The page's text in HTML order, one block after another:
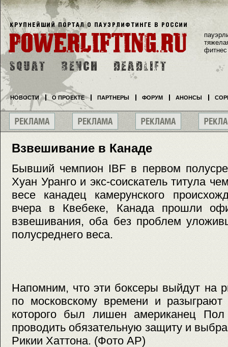
Взвешивание в Канаде
Бывший чемпион IBF в первом
Хуан Уранго и экс-соискатель титула
весе канадец камерунского
вчера в Квебеке, Канада прошли
взвешивания, оба без проблем
полусреднего веса.
Напомним, что эти боксеры выйдут на
по московскому времени и разыграют
которого был лишен американец Пол
проводить обязательную защиту и
Рикии Хаттона. (Фото АР)
фитнес
НОВОСТИ О ПРОЕКТЕ ПАРТНЕРЫ ФОРУМ АНОНСЫ